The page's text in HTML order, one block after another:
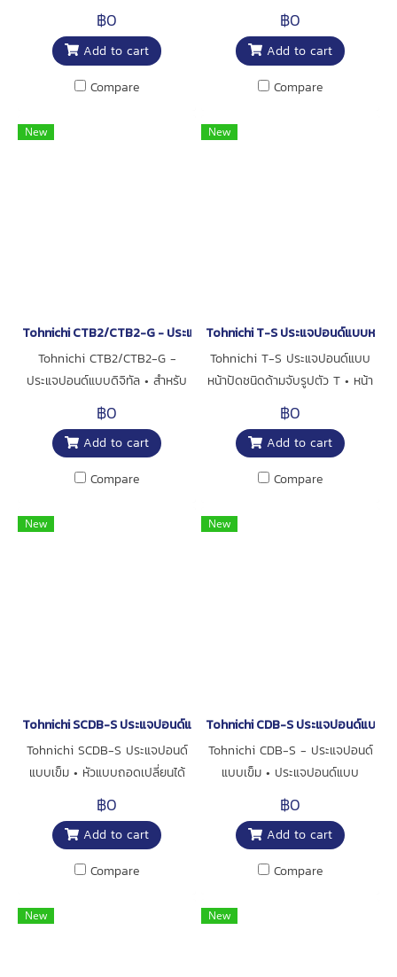
การจัดการ รหัสประจำตัว (ID)
สำหรับชิ้นส่วนที่วัดและผลการวัด •
ซอฟต์แวร์ที่ให้มาช่วยให้สามารถ
สร้างและควบคุมข้อมูลหน้างานได้
อย่างง่ายดาย • สามารถสร้าง
ข้อมูลบนคอมพิวเตอร์แล้วส่งต่อไป
ยังเครื่อง CEM3-P • สามารถใช้
ออกแบบแบบ Unified ของ
Tohnichi) • เหมาะสำหรับการใช้
งานในระดับสากล รวมถึงในกลุ่ม
ประเทศ EU พร้อมเครื่องหมาย
รับรอง CE • ประแจวัดแรงบิด
แบบหัวถอดเปลี่ยนของ Tohnichi
สามารถใช้ร่วมกับหัวประเภทต่าง ๆ
ทำให้เหมาะกับการใช้งานของคุณ
฿0
Add to cart
Compare
โดยตรง • ประแจปอนด์สำหรับ
ตรวจสอบแรงบิดของน็อตที่ขันแล้ว
และสำหรับขันให้แน่น • เพิ่มความ
ชัดเจนในการมองเห็นด้วยจอแสดง
ผลคู่แบบ LCD และ LED • หน้าจอ
LCD สามารถมองเห็นได้แม้ในที่มี
แสงจ้า • หน้าจอ LED จะมองเห็น
รองรับผู้ที่มีภาวะบกพร่องทางการ
มองเห็นสี (ตามแนวทางการ
ออกแบบของ Tohnichi) • เหมาะ
สำหรับการใช้งานในระดับนานาชาติ
รวมถึงในเขต EU • ประแจวัดแรง
บิดแบบหัวถอดเปลี่ยนของ
Tohnichi สามารถใช้งานร่วมกับหัว
หลายที่สุดในตลาด ช่วยให้เหมาะกับ
฿0
Add to cart
Compare
New
Tohnichi CTB2/CTB2-G - ประแจปอนด์แบบดิจิทัล
Tohnichi CTB2/CTB2-G -
ประแจปอนด์แบบดิจิทัล • สำหรับ
การตรวจสอบแรงบิดซ้ำของน็อตที่
ถูกขันไปแล้ว • ใช้อัลกอริธึมการวัด
แรงบิดซ้ำแบบใหม่ของ Tohnichi
(เรียกว่า T-point method) •
เซนเซอร์ตรวจจับและซอฟต์แวร์จะ
คำนวณค่าแรงบิดสุดท้ายได้ใกล้
เคียงกับแรงบิดที่ใช้จริงมาก •
บิดแบบหัวถอดเปลี่ยนของ
Tohnichi สามารถใช้ร่วมกับหัว
ชนิดต่าง ๆ ได้ ช่วยให้เลือกใช้ได้
หลากหลายตามงานที่ต้องการ
฿0
Add to cart
Compare
New
Tohnichi T-S ประแจปอนด์แบบหน้า
Tohnichi T-S ประแจปอนด์แบบ
หน้าปัดชนิดด้ามจับรูปตัว T • หน้า
ปัดน้ำหนักเบา อ่านง่าย เหมาะ
สำหรับการตรวจสอบ • มีสเกล
แบบแบ่งขั้นพร้อมเข็มชี้ที่แม่นยำ ให้
ค่าทอร์กที่ถูกต้อง • เนื่องจากการ
เปลี่ยนรูปของเครื่องมือน้อย ทำให้
ผู้ใช้งานเมื่อยล้าน้อยกว่าการใช้
ประแจแบบคานแบน • รุ่น T-S มา
และขันจนเข็มกลับมาชี้ที่ "0" เพื่อ
เสร็จสิ้น
฿0
Add to cart
Compare
New
Tohnichi SCDB-S ประแจปอนด์แบบเข็ม
Tohnichi SCDB-S ประแจปอนด์
แบบเข็ม • หัวแบบถอดเปลี่ยนได้
ตามมาตรฐาน DIN ซึ่งเป็นที่นิยมใน
ยุโรป สำหรับประแจปอนด์ชนิดหัว
ถอดเปลี่ยนได้แบบเข็มหมุนที่
สามารถเชื่อมต่อได้ • รุ่น SCDB มา
พร้อมกับเข็มบอกค่าหน่วยความจำ
ที่สะดวก (เป็นมาตรฐาน) สำหรับ
การจับค่าสูงสุดของแรงบิด • หน้า
฿0
Add to cart
Compare
New
Tohnichi CDB-S ประแจปอนด์แบบเ
Tohnichi CDB-S - ประแจปอนด์
แบบเข็ม • ประแจปอนด์แบบ
เปลี่ยนหัวได้ • น้ำหนักเบา ขนาด
สเกลใหญ่ อ่านง่าย เหมาะสำหรับ
งานตรวจสอบ • ประแจแรงบิด
ราคาประหยัด หัวสามารถถอด
เปลี่ยนได้ตามลักษณะงาน • รุ่น
CDB มาพร้อมเข็มบันทึกค่าสูงสุด
(Memory Pointer) เป็นอุปกรณ์
฿0
Add to cart
Compare
New New